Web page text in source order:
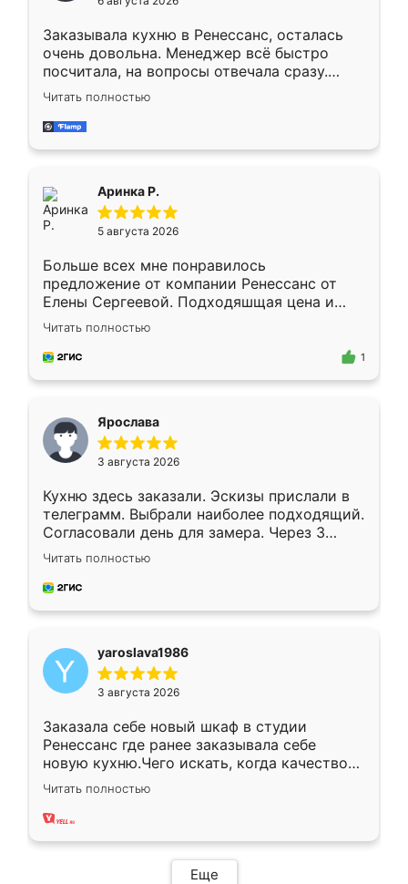
мебели буду заказывать только здесь.
Заказывала кухню в Ренессанс, осталась
очень довольна. Менеджер всё быстро
посчитала, на вопросы отвечала сразу.
Замерщик приехал в субботу, подошёл к
делу со всей ответственностью. Собрали
за день, ребята работали аккуратно, даже
Читать полностью
Аринка Р.
5 августа 2026
Больше всех мне понравилось
предложение от компании Ренессанс от
Елены Сергеевой. Подходяшщая цена и
короткие сроки изготовления. Приехавший
для замера сотрудник Владислав
предложил по моему эскизу самый
Читать полностью
1
Ярослава
3 августа 2026
Кухню здесь заказали. Эскизы прислали в
телеграмм. Выбрали наиболее подходящий.
Согласовали день для замера. Через 3
недели кухня была уже готова. Остались
довольны работой. Спасибо Ренессанс
мебель за качественную работу!
Читать полностью
yaroslava1986
3 августа 2026
Заказала себе новый шкаф в студии
Ренессанс где ранее заказывала себе
новую кухню.Чего искать, когда качеством
вполне довольна. Служит кухня уже почти
два года, нареканий нет.
Читать полностью
Еще